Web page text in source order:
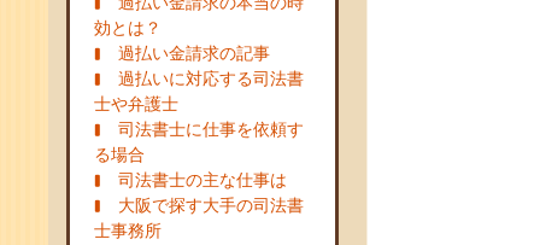
効とは？
過払い金請求の記事
過払いに対応する司法書
士や弁護士
司法書士に仕事を依頼す
る場合
司法書士の主な仕事は
大阪で探す大手の司法書
士事務所